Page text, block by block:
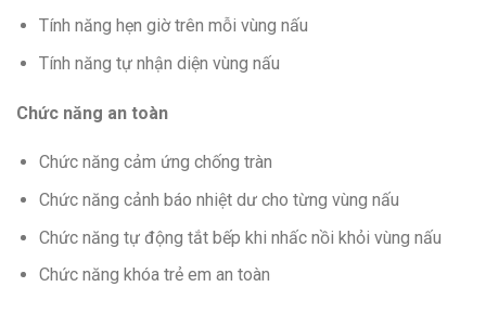
Tính năng hẹn giờ trên mỗi vùng nấu
Tính năng tự nhận diện vùng nấu
Chức năng an toàn
Chức năng cảm ứng chống tràn
Chức năng cảnh báo nhiệt dư cho từng vùng nấu
Chức năng tự động tắt bếp khi nhấc nồi khỏi vùng nấu
Chức năng khóa trẻ em an toàn